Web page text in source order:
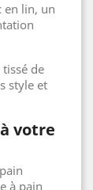
en lin, un
de
style et
votre
à pain